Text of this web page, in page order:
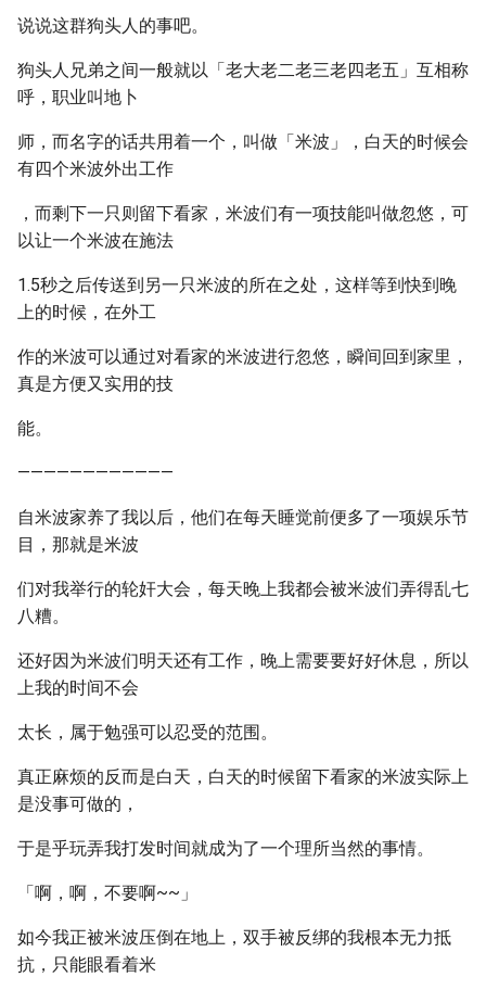
说说这群狗头人的事吧。
狗头人兄弟之间一般就以「老大老二老三老四老五」互相称
呼，职业叫地卜
师，而名字的话共用着一个，叫做「米波」，白天的时候会
有四个米波外出工作
，而剩下一只则留下看家，米波们有一项技能叫做忽悠，可
以让一个米波在施法
1.5秒之后传送到另一只米波的所在之处，这样等到快到晚
上的时候，在外工
作的米波可以通过对看家的米波进行忽悠，瞬间回到家里，
真是方便又实用的技
能。
————————————
自米波家养了我以后，他们在每天睡觉前便多了一项娱乐节
目，那就是米波
们对我举行的轮奸大会，每天晚上我都会被米波们弄得乱七
八糟。
还好因为米波们明天还有工作，晚上需要要好好休息，所以
上我的时间不会
太长，属于勉强可以忍受的范围。
真正麻烦的反而是白天，白天的时候留下看家的米波实际上
是没事可做的，
于是乎玩弄我打发时间就成为了一个理所当然的事情。
「啊，啊，不要啊~~」
如今我正被米波压倒在地上，双手被反绑的我根本无力抵
抗，只能眼看着米